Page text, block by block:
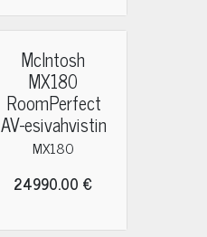
McIntosh
MX180
RoomPerfect
AV-esivahvistin
MX180
24990.00 €